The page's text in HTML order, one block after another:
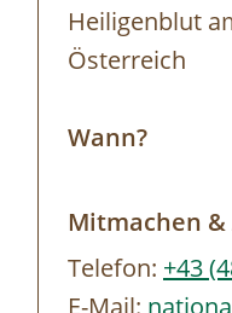
Heiligenblut
Österreich
Wann?
Mitmachen
Telefon: +43
E-Mail: